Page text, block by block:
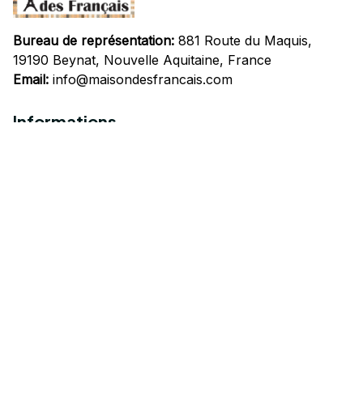
Bureau de représentation: 881 Route du Maquis,
19190 Beynat, Nouvelle Aquitaine, France
Email: info@maisondesfrancais.com
Informations